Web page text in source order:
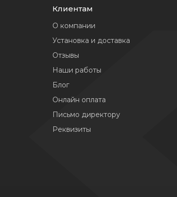
Клиентам
О компании
Установка и доставка
Отзывы
Наши работы
Блог
Онлайн оплата
Письмо директору
Реквизиты